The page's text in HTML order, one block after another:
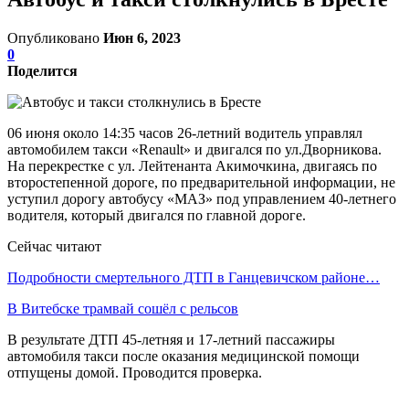
Опубликовано Июн 6, 2023
0
Поделится
06 июня около 14:35 часов 26-летний водитель управлял
автомобилем такси «Renault» и двигался по ул.Дворникова.
Ha перекрестке с ул. Лейтенанта Акимочкина, двигаясь по
второстепенной дороге, по предварительной информации, не
уступил дорогу автобусу «МАЗ» под управлением 40-летнего
водителя, который двигался по главной дороге.
Сейчас читают
Подробности смертельного ДТП в Ганцевичском районе…
В Витебске трамвай сошёл с рельсов
В результате ДТП 45-летняя и 17-летний пассажиры
автомобиля такси после оказания медицинской помощи
отпущены домой. Проводится проверка.